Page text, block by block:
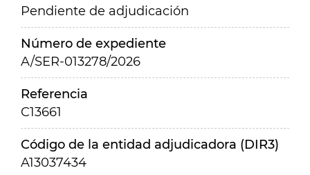
Pendiente de adjudicación
Número de expediente
A/SER-013278/2026
Referencia
C13661
Código de la entidad adjudicadora (DIR3)
A13037434